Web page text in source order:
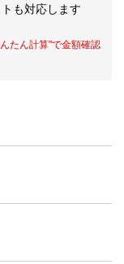
も対応します
たん計算"で金額確認